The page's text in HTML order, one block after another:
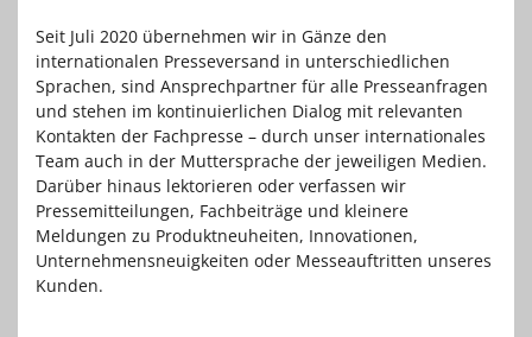
Seit Juli 2020 übernehmen wir in Gänze den
internationalen Presseversand in unterschiedlichen
Sprachen, sind Ansprechpartner für alle Presseanfragen
und stehen im kontinuierlichen Dialog mit relevanten
Kontakten der Fachpresse – durch unser internationales
Team auch in der Muttersprache der jeweiligen Medien.
Darüber hinaus lektorieren oder verfassen wir
Pressemitteilungen, Fachbeiträge und kleinere
Meldungen zu Produktneuheiten, Innovationen,
Unternehmensneuigkeiten oder Messeauftritten unseres
Kunden.